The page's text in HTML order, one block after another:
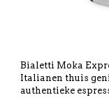
Bialetti Moka
Italianen thuis
authentieke